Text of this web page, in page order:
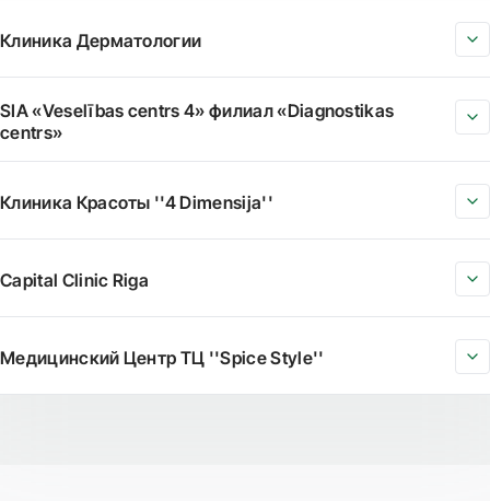
Клиника Дерматологии
SIA «Veselības centrs 4» филиал «Diagnostikas
centrs»
Клиника Красоты ''4 Dimensija''
Capital Clinic Riga
Медицинский Центр TЦ ''Spice Style''